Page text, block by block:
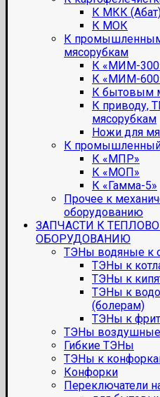
К МКК
К МОК
К
мясорубкам
К «МИМ-
К «МИМ-
К бытовым
К приводу,
мясорубкам
Ножи для
К
К «МПР»
К «МОП»
К «Гамма-5»
Прочее к
оборудованию
ЗАПЧАСТИ К
ОБОРУДОВАНИЮ
ТЭНы водяные к
ТЭНы к
ТЭНы к
ТЭНы к
(болерам)
ТЭНы к
ТЭНы
Гибкие ТЭНы
ТЭНы к
Конфорки
Переключатели